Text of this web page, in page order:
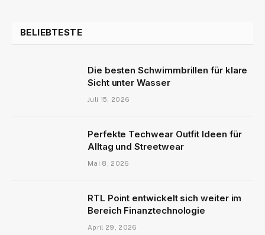
BELIEBTESTE
Die besten Schwimmbrillen für klare
Sicht unter Wasser
Juli 15, 2026
Perfekte Techwear Outfit Ideen für
Alltag und Streetwear
Mai 8, 2026
RTL Point entwickelt sich weiter im
Bereich Finanztechnologie
April 29, 2026